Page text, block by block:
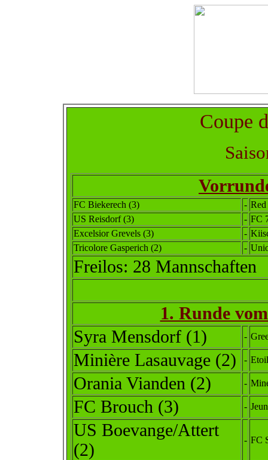
Coupe
FC Biekerech (3) -
US Reisdorf (3)
- FC
Excelsior Grevels (3)
-
Tricolore Gasperich (2)
-
Freilos: 28 Mannschaften
1. Runde
Syra Mensdorf (1)
-
Minière Lasauvage (2) -
Orania Vianden (2) -
FC Brouch (3) -
US Boevange/Attert
(2)
- FC